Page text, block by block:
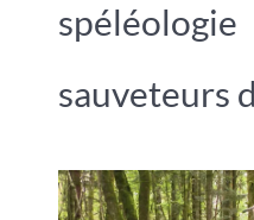
sauveteurs